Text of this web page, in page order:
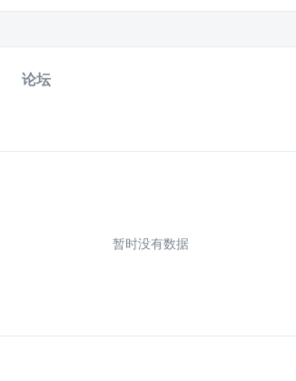
论坛
暂时没有数据